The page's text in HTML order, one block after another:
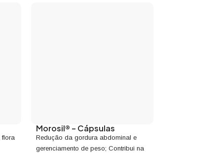
flora
Morosil® – Cápsulas
Redução da gordura abdominal e
gerenciamento de peso; Contribui na